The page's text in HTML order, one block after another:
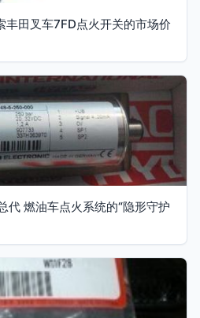
丰田叉车7FD点火开关的市场价
代 燃油车点火系统的“隐形守护